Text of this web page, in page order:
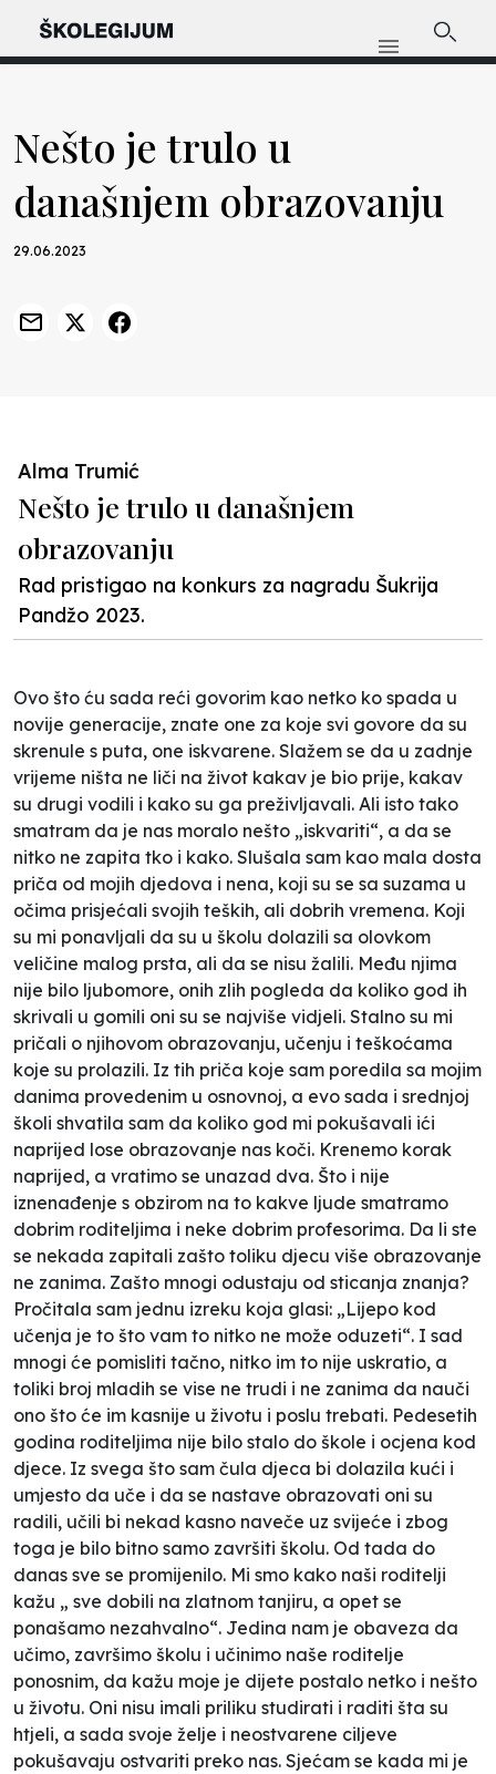
Nešto je trulo u
današnjem obrazovanju
29.06.2023
Alma Trumić
Nešto je trulo u današnjem
obrazovanju
Rad pristigao na konkurs za nagradu Šukrija
Pandžo 2023.
Ovo što ću sada reći govorim kao netko ko spada u
novije generacije, znate one za koje svi govore da su
skrenule s puta, one iskvarene. Slažem se da u zadnje
vrijeme ništa ne liči na život kakav je bio prije, kakav
su drugi vodili i kako su ga preživljavali. Ali isto tako
smatram da je nas moralo nešto „iskvariti“, a da se
nitko ne zapita tko i kako. Slušala sam kao mala dosta
priča od mojih djedova i nena, koji su se sa suzama u
očima prisjećali svojih teških, ali dobrih vremena. Koji
su mi ponavljali da su u školu dolazili sa olovkom
veličine malog prsta, ali da se nisu žalili. Među njima
nije bilo ljubomore, onih zlih pogleda da koliko god ih
skrivali u gomili oni su se najviše vidjeli. Stalno su mi
pričali o njihovom obrazovanju, učenju i teškoćama
koje su prolazili. Iz tih priča koje sam poredila sa mojim
danima provedenim u osnovnoj, a evo sada i srednjoj
školi shvatila sam da koliko god mi pokušavali ići
naprijed lose obrazovanje nas koči. Krenemo korak
naprijed, a vratimo se unazad dva. Što i nije
iznenađenje s obzirom na to kakve ljude smatramo
dobrim roditeljima i neke dobrim profesorima. Da li ste
se nekada zapitali zašto toliku djecu više obrazovanje
ne zanima. Zašto mnogi odustaju od sticanja znanja?
Pročitala sam jednu izreku koja glasi: „Lijepo kod
učenja je to što vam to nitko ne može oduzeti“. I sad
mnogi će pomisliti tačno, nitko im to nije uskratio, a
toliki broj mladih se vise ne trudi i ne zanima da nauči
ono što će im kasnije u životu i poslu trebati. Pedesetih
godina roditeljima nije bilo stalo do škole i ocjena kod
djece. Iz svega što sam čula djeca bi dolazila kući i
umjesto da uče i da se nastave obrazovati oni su
radili, učili bi nekad kasno naveče uz svijeće i zbog
toga je bilo bitno samo završiti školu. Od tada do
danas sve se promijenilo. Mi smo kako naši roditelji
kažu „ sve dobili na zlatnom tanjiru, a opet se
ponašamo nezahvalno“. Jedina nam je obaveza da
učimo, završimo školu i učinimo naše roditelje
ponosnim, da kažu moje je dijete postalo netko i nešto
u životu. Oni nisu imali priliku studirati i raditi šta su
htjeli, a sada svoje želje i neostvarene ciljeve
pokušavaju ostvariti preko nas. Sjećam se kada mi je